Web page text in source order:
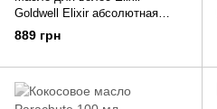
Goldwell Elixir абсолютная
роскошь для всех типов волос
100 мл
889 грн